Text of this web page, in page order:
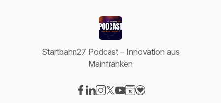
Startbahn27 Podcast – Innovation aus
Mainfranken